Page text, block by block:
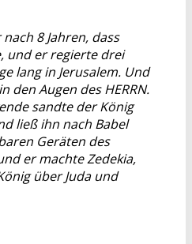
nach 8 Jahren, dass
und er regierte drei
lang in Jerusalem. Und
den Augen des HERRN.
sandte der König
ließ ihn nach Babel
Geräten des
er machte Zedekia,
über Juda und